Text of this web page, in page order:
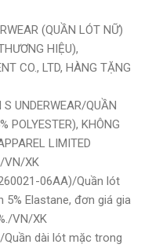
(QUẦN LÓT NỮ)
HIỆU),
CO., LTD, HÀNG TẶNG
UNDERWEAR/QUẦN
POLYESTER), KHÔNG
LIMITED
VN/XK
06AA)/Quần lót
Elastane, đơn giá gia
VN/XK
Quần dài lót mặc trong